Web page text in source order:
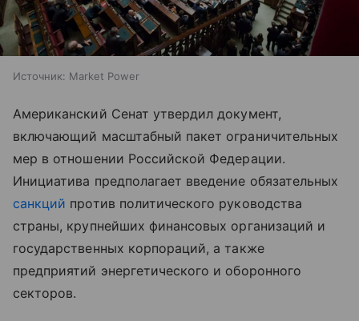
Источник: Market Power
Американский Сенат утвердил документ,
включающий масштабный пакет ограничительных
мер в отношении Российской Федерации.
Инициатива предполагает введение обязательных
санкций против политического руководства
страны, крупнейших финансовых организаций и
государственных корпораций, а также
предприятий энергетического и оборонного
секторов.